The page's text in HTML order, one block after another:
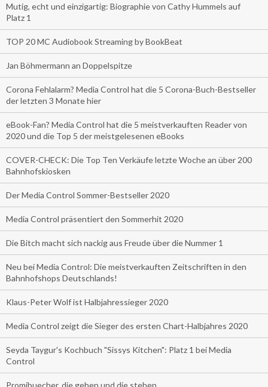
Mutig, echt und einzigartig: Biographie von Cathy Hummels auf
Platz 1
TOP 20 MC Audiobook Streaming by BookBeat
Jan Böhmermann an Doppelspitze
Corona Fehlalarm? Media Control hat die 5 Corona-Buch-Bestseller
der letzten 3 Monate hier
eBook-Fan? Media Control hat die 5 meistverkauften Reader von
2020 und die Top 5 der meistgelesenen eBooks
COVER-CHECK: Die Top Ten Verkäufe letzte Woche an über 200
Bahnhofskiosken
Der Media Control Sommer-Bestseller 2020
Media Control präsentiert den Sommerhit 2020
Die Bitch macht sich nackig aus Freude über die Nummer 1
Neu bei Media Control: Die meistverkauften Zeitschriften in den
Bahnhofshops Deutschlands!
Klaus-Peter Wolf ist Halbjahressieger 2020
Media Control zeigt die Sieger des ersten Chart-Halbjahres 2020
Seyda Taygur's Kochbuch "Sissys Kitchen": Platz 1 bei Media
Control
Promibuecher, die gehen und die stehen.